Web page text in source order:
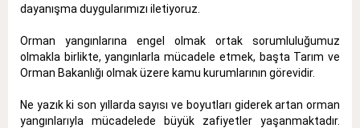
dayanışma duygularımızı iletiyoruz.
Orman yangınlarına engel olmak ortak sorumluluğumuz
olmakla birlikte, yangınlarla mücadele etmek, başta Tarım ve
Orman Bakanlığı olmak üzere kamu kurumlarının görevidir.
Ne yazık ki son yıllarda sayısı ve boyutları giderek artan orman
yangınlarıyla mücadelede büyük zafiyetler yaşanmaktadır.